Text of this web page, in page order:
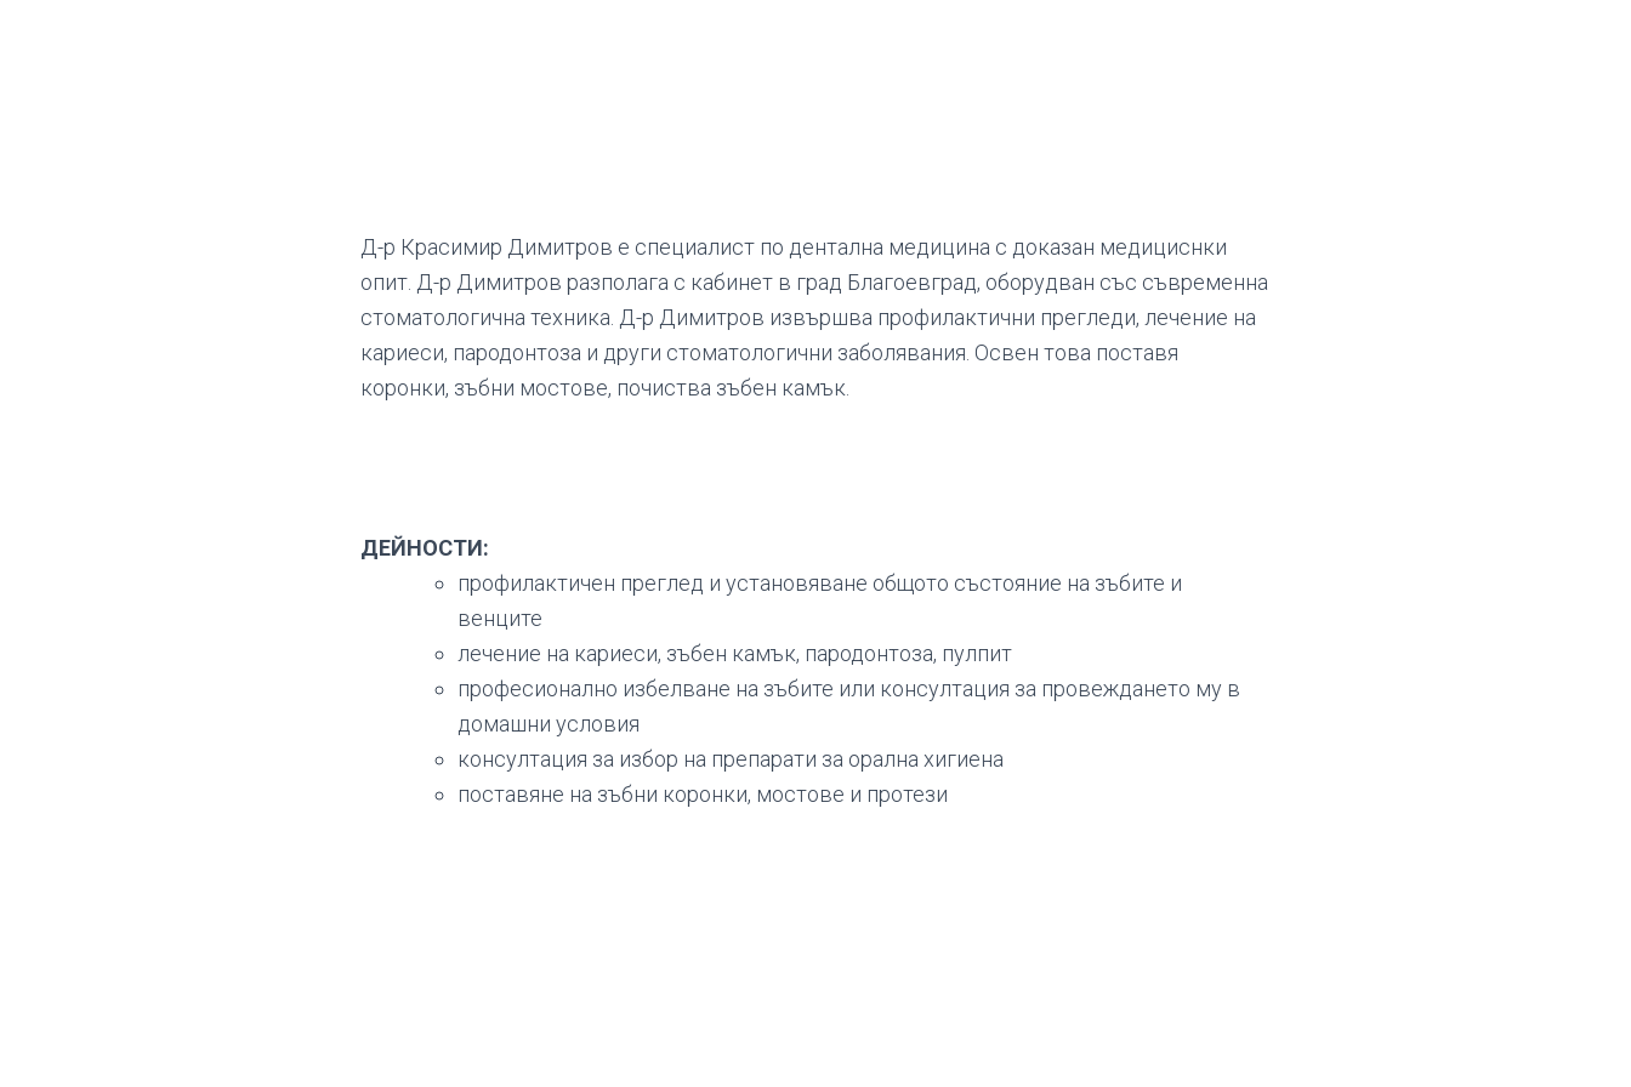
Д-р Красимир Димитров е специалист по дентална медицина с доказан медициснки
опит. Д-р Димитров разполага с кабинет в град Благоевград, оборудван със съвременна
стоматологична техника. Д-р Димитров извършва профилактични прегледи, лечение на
кариеси, пародонтоза и други стоматологични заболявания. Освен това поставя
коронки, зъбни мостове, почиства зъбен камък.
ДЕЙНОСТИ:
профилактичен преглед и установяване общото състояние на зъбите и
венците
лечение на кариеси, зъбен камък, пародонтоза, пулпит
професионално избелване на зъбите или консултация за провеждането му в
домашни условия
консултация за избор на препарати за орална хигиена
поставяне на зъбни коронки, мостове и протези